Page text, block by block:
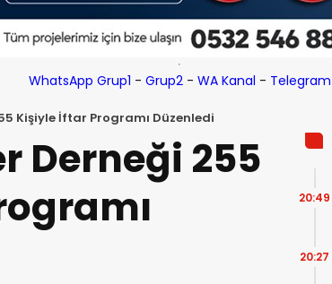
WhatsApp Grup1 - Grup2- WA Kanal - Telegram
Kişiyle İftar Programı Düzenledi
Derneği 255
20:49
20:27